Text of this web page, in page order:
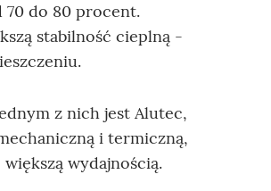
70 do 80 procent.
stabilność cieplną -
z nich jest Alutec,
i termiczną,
wydajnością.